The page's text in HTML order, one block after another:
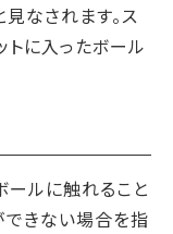
なされます。ス
トに入ったボール
ールに触れること
できない場合を指